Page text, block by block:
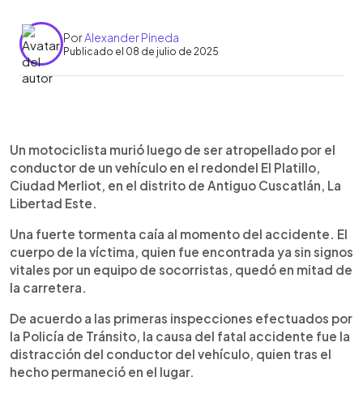
PorAlexander Pineda
Publicado el 08 de julio de 2025
► Escuchar artículo
Un motociclista murió luego de ser atropellado por el
conductor de un vehículo en el redondel El Platillo,
Ciudad Merliot, en el distrito de Antiguo Cuscatlán, La
Libertad Este.
Una fuerte tormenta caía al momento del accidente. El
cuerpo de la víctima, quien fue encontrada ya sin signos
vitales por un equipo de socorristas, quedó en mitad de
la carretera.
De acuerdo a las primeras inspecciones efectuados por
la Policía de Tránsito, la causa del fatal accidente fue la
distracción del conductor del vehículo, quien tras el
hecho permaneció en el lugar.